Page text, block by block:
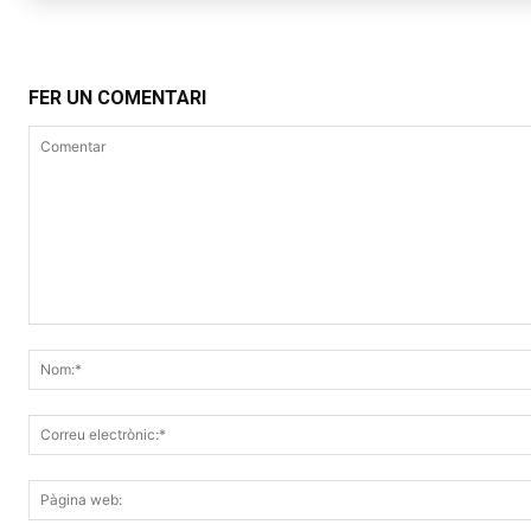
FER UN COMENTARI